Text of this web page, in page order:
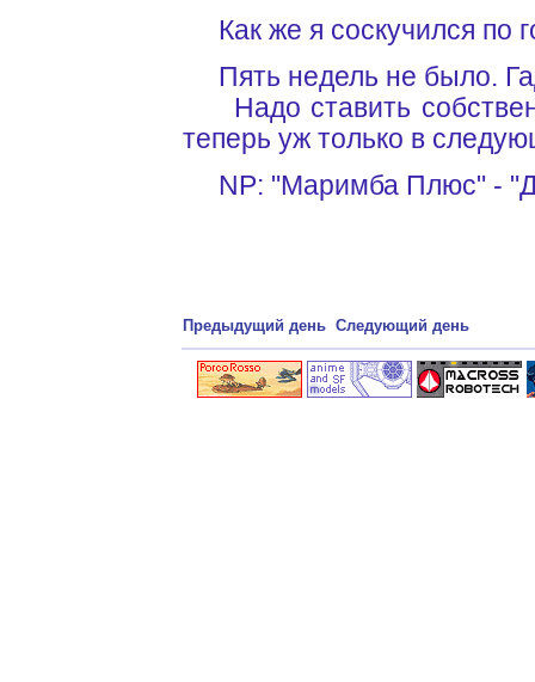
Как же я соскучился по
Пять недель не было.
Надо ставить
теперь уж только в
NP: "Маримба Плюс" -
Предыдущий день Следующий день